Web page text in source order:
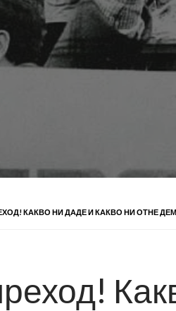
КАКВО НИ ДАДЕ И КАКВО НИ ОТНЕ